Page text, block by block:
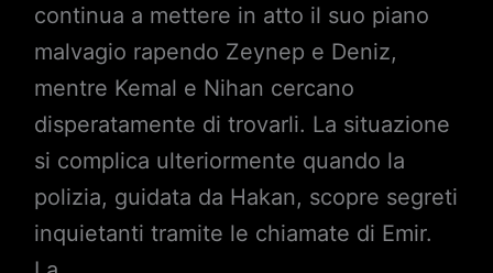
continua a mettere in atto il suo piano
malvagio rapendo Zeynep e Deniz,
mentre Kemal e Nihan cercano
disperatamente di trovarli. La situazione
si complica ulteriormente quando la
polizia, guidata da Hakan, scopre segreti
inquietanti tramite le chiamate di Emir.